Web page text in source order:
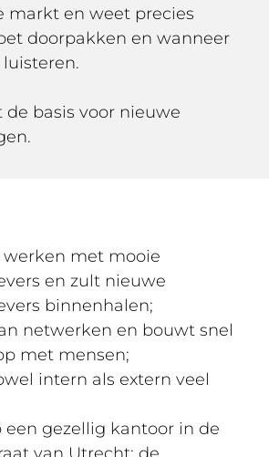
markt en weet precies
doorpakken en wanneer
de basis voor nieuwe
met mooie
en zult nieuwe
binnenhalen;
netwerken en bouwt snel
met mensen;
intern als extern veel
een gezellig kantoor in de